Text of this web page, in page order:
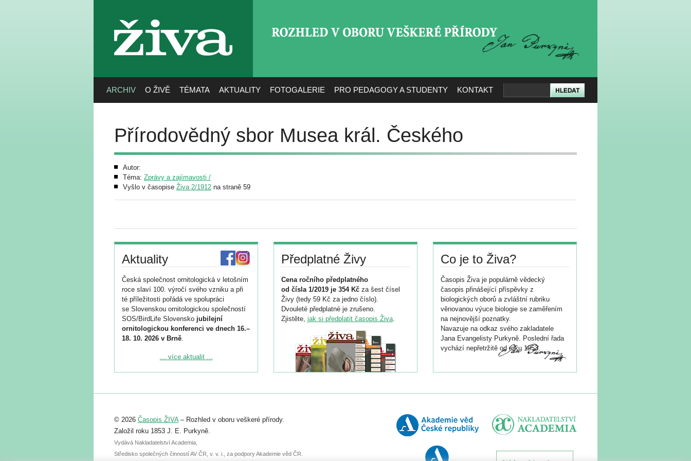
živa
ARCHIV O ŽIVĚ TÉMATA AKTUALITY FOTOGALERIE PRO PEDAGOGY A STUDENTY KONTAKT
Přírodovědný sbor Musea král. Českého
Autor:
Téma: Zprávy a zajímavosti /
Vyšlo v časopise Živa 2/1912 na straně 59
Aktuality
Česká společnost ornitologická v letošním
roce slaví 100. výročí svého vzniku a při
té příležitosti pořádá ve spolupráci
se Slovenskou ornitologickou společností
SOS/BirdLife Slovensko jubilejní
ornitologickou konferenci ve dnech 16.–
18. 10. 2026 v Brně.
Podrobnější informace ke konferenci
Registrovat se můžete do 6. září.
abstraktu přihlášené přednášky nebo
posteru je už 30. června.
... více aktualit ...
Předplatné Živy
Cena ročního předplatného
od čísla 1/2019 je 354 Kč za šest čísel
Živy (tedy 59 Kč za jedno číslo).
Dvouleté předplatné je zrušeno.
Zjistěte, jak si předplatit časopis Živa.
Co je to Živa?
Časopis Živa je populárně vědecký
časopis přinášející příspěvky z
biologických oborů a zvláštní rubriku
věnovanou výuce biologie se zaměřením
na nejnovější poznatky.
Navazuje na odkaz svého zakladatele
Jana Evangelisty Purkyně. Poslední řada
vychází nepřetržitě od roku 1953.
© 2026 Časopis ŽIVA– Rozhled v oboru veškeré přírody.
Založil roku 1853 J. E. Purkyně.
Vydává Nakladatelství Academia,
Středisko společných činností AV ČR, v. v. i., za podpory Akademie věd ČR.